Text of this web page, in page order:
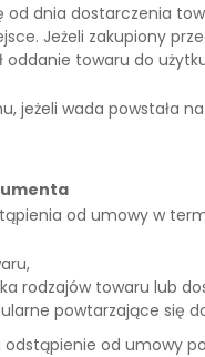
dnia dostarczenia
Jeżeli zakupiony
oddanie towaru do
jeżeli wada powstała
od umowy w
rodzajów towaru lub
powtarzające się
od umowy